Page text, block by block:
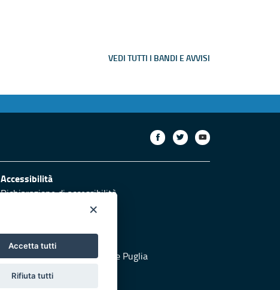
VEDI TUTTI I BANDI E AVVISI
Accessibilità
Dichiarazione di accessibilità
Protezione civile
Vai al sito di Protezione Civile Puglia
×
Accetta tutti
Rifiuta tutti